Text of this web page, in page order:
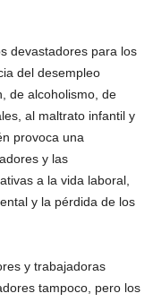
devastadores para los
del desempleo
de alcoholismo, de
al maltrato infantil y
provoca una
y las
a la vida laboral,
y la pérdida de los
y trabajadoras
tampoco, pero los